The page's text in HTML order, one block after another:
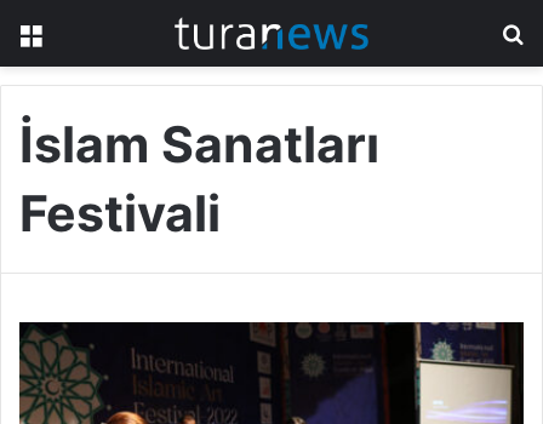
İslam Sanatları
Festivali